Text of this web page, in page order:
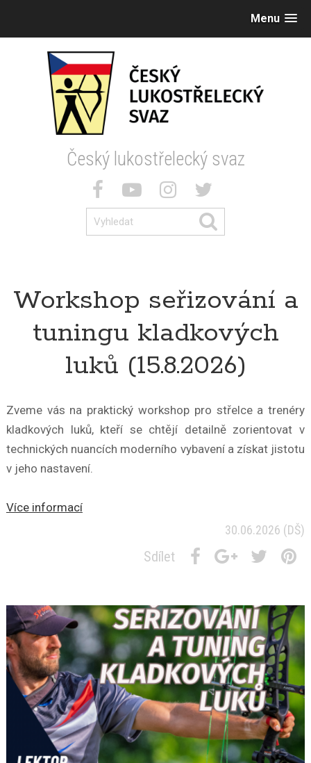
Menu
Český lukostřelecký svaz
Workshop seřizování a
tuningu kladkových
luků (15.8.2026)
Zveme vás na praktický workshop pro střelce a trenéry
kladkových luků, kteří se chtějí detailně zorientovat v
technických nuancích moderního vybavení a získat jistotu
v jeho nastavení.
Více informací
30.06.2026 (DŠ)
Sdílet